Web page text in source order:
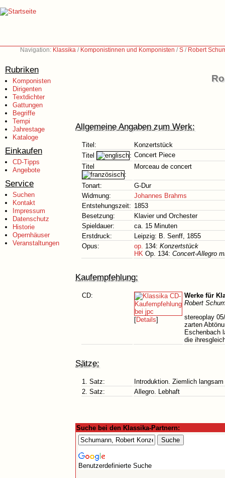
Navigation: Klassika / Komponistinnen und Komponisten /S / Robert
Rubriken
Komponisten
Dirigenten
Textdichter
Gattungen
Begriffe
Tempi
Jahrestage
Kataloge
Einkaufen
CD-Tipps
Angebote
Service
Suchen
Kontakt
Impressum
Datenschutz
Historie
Opernhäuser
Veranstaltungen
Allgemeine Angaben zum Werk:
Titel:
Konzertstück
Titel
: Concert Piece
Titel
:
Morceau de concert
Tonart:
G-Dur
Widmung:
Johannes Brahms
Entstehungszeit: 1853
Besetzung:
Klavier und Orchester
Spieldauer:
ca. 15 Minuten
Erstdruck:
Leipzig: B. Senff, 1855
Opus:
op. 134: Konzertstück
HK Op. 134: Concert-Allegro
Kaufempfehlung:
CD:
[Details]
Werke für
Robert
stereoplay
zarten
Eschenbach
die
Sätze:
1. Satz:
Introduktion. Ziemlich langsam
2. Satz:
Allegro. Lebhaft
Suche bei den Klassika-Partnern:
Benutzerdefinierte Suche